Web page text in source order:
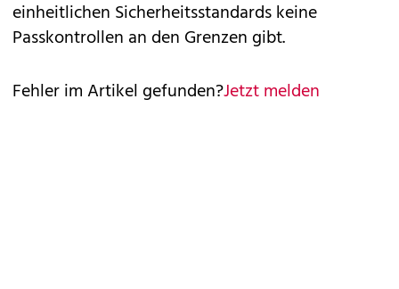
einheitlichen Sicherheitsstandards keine
Passkontrollen an den Grenzen gibt.
Fehler im Artikel gefunden?Jetzt melden